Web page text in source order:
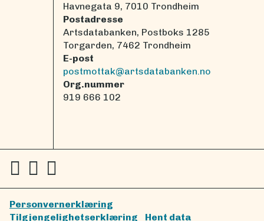
Havnegata 9, 7010 Trondheim
Postadresse
Artsdatabanken, Postboks 1285
Torgarden, 7462 Trondheim
E-post
postmottak@artsdatabanken.no
Org.nummer
919 666 102
Personvernerklæring
Tilgjengelighetserklæring
Hent data